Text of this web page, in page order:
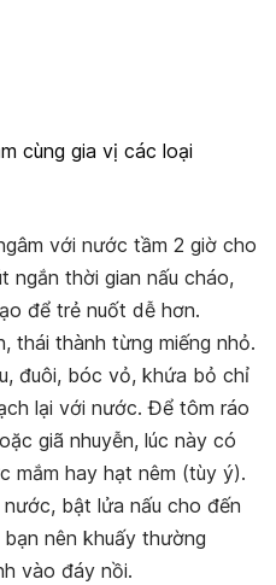
cùng gia vị các loại
với nước tầm 2 giờ cho
ngắn thời gian nấu cháo,
để trẻ nuốt dễ hơn.
thái thành từng miếng nhỏ.
đuôi, bóc vỏ, khứa bỏ chỉ
lại với nước. Để tôm ráo
giã nhuyễn, lúc này có
mắm hay hạt nêm (tùy ý).
bật lửa nấu cho đến
nên khuấy thường
vào đáy nồi.